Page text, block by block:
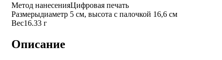
Метод нанесенияЦифровая печать
Размерыдиаметр 5 см, высота с палочкой 16,6 см
Вес16.33 г
Описание